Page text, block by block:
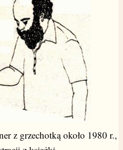
z grzechotką około 1980 r.,